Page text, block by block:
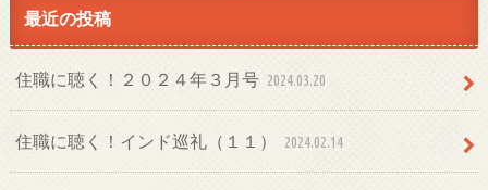
最近の投稿
住職に聴く！２０２４年３月号 2024.03.20
住職に聴く！インド巡礼（１１） 2024.02.14